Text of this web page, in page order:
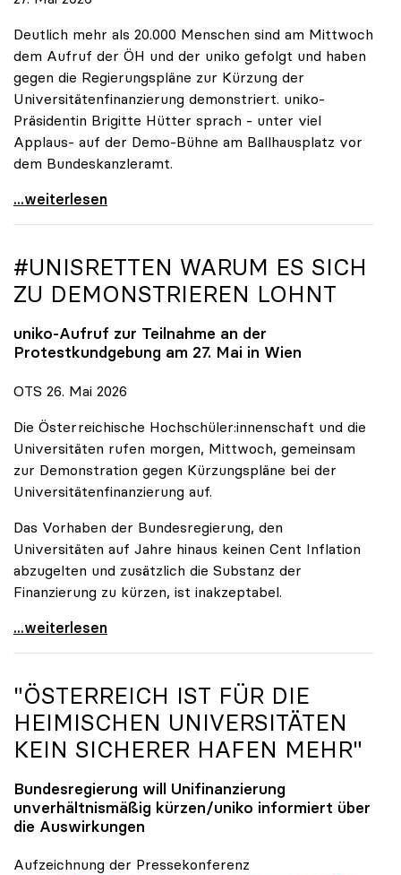
Deutlich mehr als 20.000 Menschen sind am Mittwoch
dem Aufruf der ÖH und der uniko gefolgt und haben
gegen die Regierungspläne zur Kürzung der
Universitätenfinanzierung demonstriert. uniko-
Präsidentin Brigitte Hütter sprach - unter viel
Applaus- auf der Demo-Bühne am Ballhausplatz vor
dem Bundeskanzleramt.
\"Wir nehmen es nicht hin\": Rede von
...weiterlesen
#UNISRETTEN WARUM ES SICH
ZU DEMONSTRIEREN LOHNT
uniko-Aufruf zur Teilnahme an der
Protestkundgebung am 27. Mai in Wien
OTS 26. Mai 2026
Die Österreichische Hochschüler:innenschaft und die
Universitäten rufen morgen, Mittwoch, gemeinsam
zur Demonstration gegen Kürzungspläne bei der
Universitätenfinanzierung auf.
Das Vorhaben der Bundesregierung, den
Universitäten auf Jahre hinaus keinen Cent Inflation
abzugelten und zusätzlich die Substanz der
Finanzierung zu kürzen, ist inakzeptabel.
#UnisRetten Warum es sich zu demonstrieren lohnt
...weiterlesen
"ÖSTERREICH IST FÜR DIE
HEIMISCHEN UNIVERSITÄTEN
KEIN SICHERER HAFEN MEHR"
Bundesregierung will Unifinanzierung
unverhältnismäßig kürzen/uniko informiert über
die Auswirkungen
Aufzeichnung der Pressekonferenz